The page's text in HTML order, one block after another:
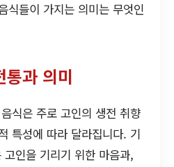
식들이 가지는 의미는 무엇인
통과 의미
식은 주로 고인의 생전 취향
특성에 따라 달라집니다. 기
인을 기리기 위한 마음과,